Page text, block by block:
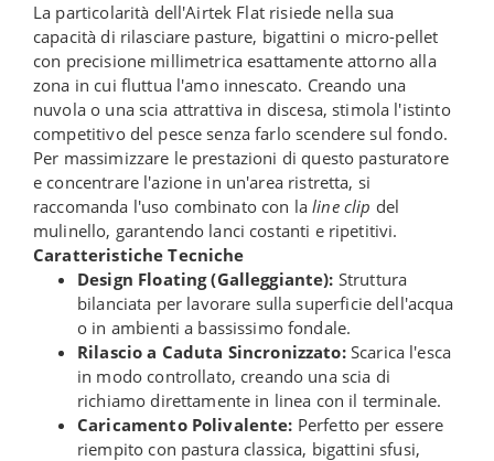
La particolarità dell'Airtek Flat risiede nella sua
capacità di rilasciare pasture, bigattini o micro-pellet
con precisione millimetrica esattamente attorno alla
zona in cui fluttua l'amo innescato. Creando una
nuvola o una scia attrattiva in discesa, stimola l'istinto
competitivo del pesce senza farlo scendere sul fondo.
Per massimizzare le prestazioni di questo pasturatore
e concentrare l'azione in un'area ristretta, si
raccomanda l'uso combinato con laline clip del
mulinello, garantendo lanci costanti e ripetitivi.
Caratteristiche Tecniche
Design Floating (Galleggiante): Struttura
bilanciata per lavorare sulla superficie dell'acqua
o in ambienti a bassissimo fondale.
Rilascio a Caduta Sincronizzato:Scarica l'esca
in modo controllato, creando una scia di
richiamo direttamente in linea con il terminale.
Caricamento Polivalente: Perfetto per essere
riempito con pastura classica, bigattini sfusi,